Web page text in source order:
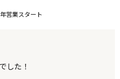
営業スタート
した！